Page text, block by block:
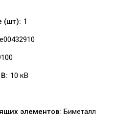
(шт): 1
10 кВ
элементов: Биметалл